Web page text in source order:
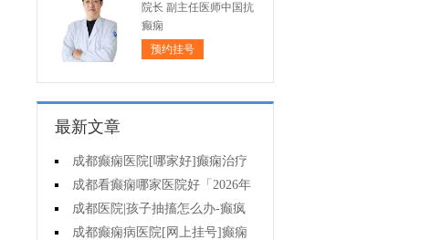
院长 副主任医师中国抗
癫痫
预约挂号
最新文章
成都癫痫医院[哪家好]癫痫治疗
起来很困难吗?
成都看癫痫哪家医院好「2026年
度公布」为什么有癫痫的病人容易
猝死?
成都医院|孩子抽搐怎么办-癫疯
病病人反复发作的原因是什么?
成都癫痫病医院[网上挂号]癫痫